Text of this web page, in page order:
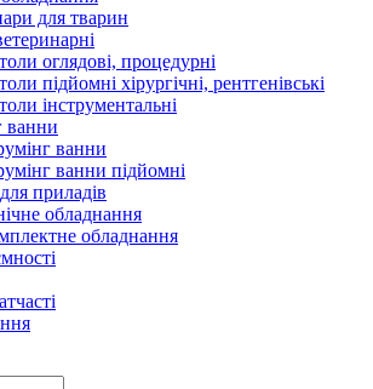
для тварин
оглядові, процедурні
підйомні хірургічні, рентгенівські
інструментальні
ванни
ванни
ванни підйомні
приладів
обладнання
обладнання